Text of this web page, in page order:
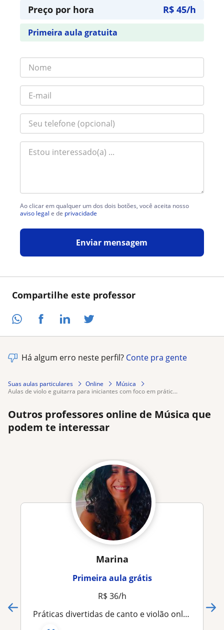
Compartilhe este professor
Preço por hora R$ 45/h
Primeira aula gratuita
Ao clicar em qualquer um dos dois botões, você aceita nosso
aviso legal e de privacidade
Enviar mensagem
Há algum erro neste perfil? Conte pra gente
Suas aulas particulares Online
Música
aulas de violo e guitarra para iniciantes com foco em prátic...
Outros professores online de Música que
podem te interessar
Marina
Primeira aula grátis
R$ 36/h
Práticas divertidas de canto e violão online